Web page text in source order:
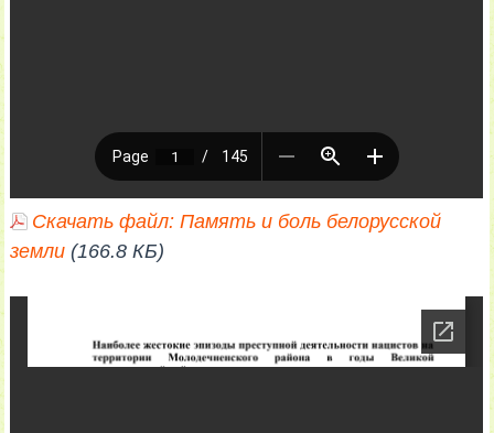
Скачать файл: Память и боль белорусской
земли (166.8 КБ)